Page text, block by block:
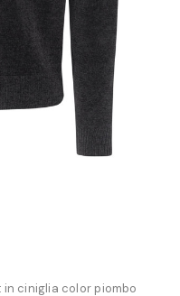
in ciniglia color piombo